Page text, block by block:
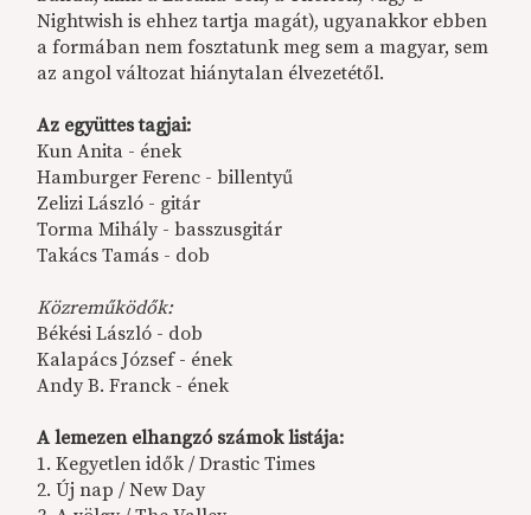
Nightwish is ehhez tartja magát), ugyanakkor ebben
a formában nem fosztatunk meg sem a magyar, sem
az angol változat hiánytalan élvezetétől.
Az együttes tagjai:
Kun Anita - ének
Hamburger Ferenc - billentyű
Zelizi László - gitár
Torma Mihály - basszusgitár
Takács Tamás - dob
Közreműködők:
Békési László - dob
Kalapács József - ének
Andy B. Franck - ének
A lemezen elhangzó számok listája:
1. Kegyetlen idők / Drastic Times
2. Új nap / New Day